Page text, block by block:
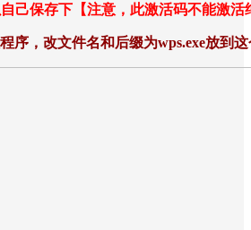
己保存下【注意，此激活码不能激
序，改文件名和后缀为wps.exe放到